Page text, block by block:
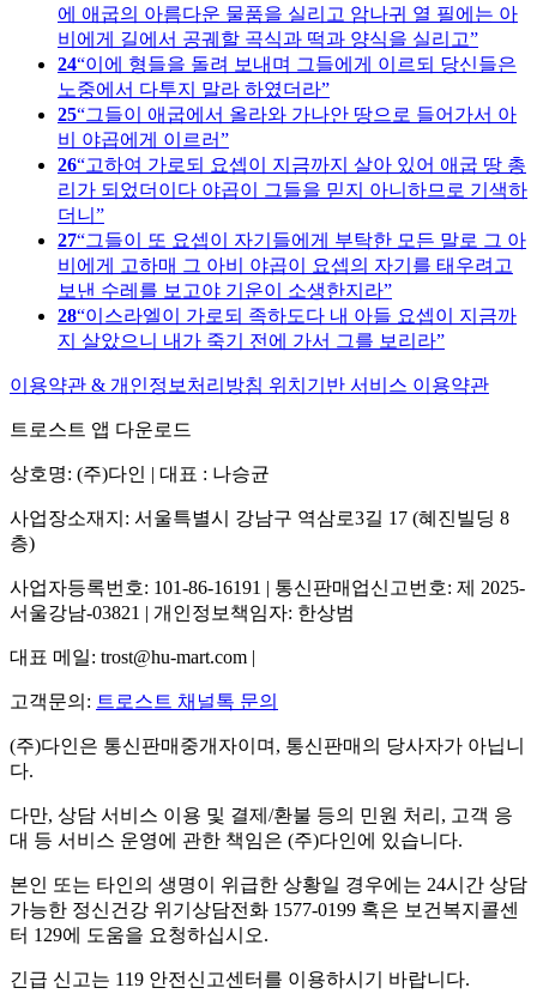
에 애굽의 아름다운 물품을 실리고 암나귀 열 필에는 아
비에게 길에서 공궤할 곡식과 떡과 양식을 실리고
24 이에 형들을 돌려 보내며 그들에게 이르되 당신들은
노중에서 다투지 말라 하였더라
25 그들이 애굽에서 올라와 가나안 땅으로 들어가서 아
비 야곱에게 이르러
26 고하여 가로되 요셉이 지금까지 살아 있어 애굽 땅 총
리가 되었더이다 야곱이 그들을 믿지 아니하므로 기색하
더니
27 그들이 또 요셉이 자기들에게 부탁한 모든 말로 그 아
비에게 고하매 그 아비 야곱이 요셉의 자기를 태우려고
보낸 수레를 보고야 기운이 소생한지라
28 이스라엘이 가로되 족하도다 내 아들 요셉이 지금까
지 살았으니 내가 죽기 전에 가서 그를 보리라
이용약관 & 개인정보처리방침 위치기반 서비스 이용약관
트로스트 앱 다운로드
상호명: (주)다인 | 대표 : 나승균
사업장소재지: 서울특별시 강남구 역삼로3길 17 (혜진빌딩 8
층)
사업자등록번호: 101-86-16191 | 통신판매업신고번호: 제 2025-
서울강남-03821 | 개인정보책임자: 한상범
대표 메일: trost@hu-mart.com |
고객문의: 트로스트 채널톡 문의
(주)다인은 통신판매중개자이며, 통신판매의 당사자가 아닙니
다.
다만, 상담 서비스 이용 및 결제/환불 등의 민원 처리, 고객 응
대 등 서비스 운영에 관한 책임은 (주)다인에 있습니다.
본인 또는 타인의 생명이 위급한 상황일 경우에는 24시간 상담
가능한 정신건강 위기상담전화 1577-0199 혹은 보건복지콜센
터 129에 도움을 요청하십시오.
긴급 신고는 119 안전신고센터를 이용하시기 바랍니다.